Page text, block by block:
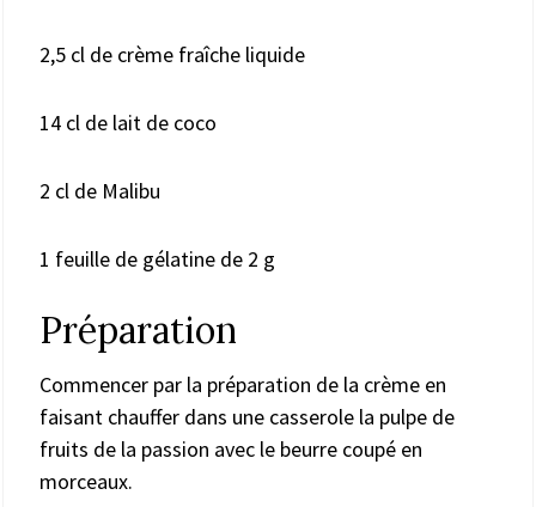
2,5 cl de crème fraîche liquide
14 cl de lait de coco
2 cl de Malibu
1 feuille de gélatine de 2 g
Préparation
Commencer par la préparation de la crème en
faisant chauffer dans une casserole la pulpe de
fruits de la passion avec le beurre coupé en
morceaux.